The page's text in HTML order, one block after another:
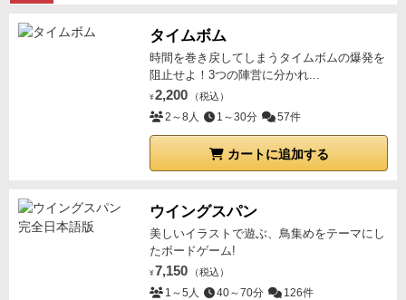
タイムボム
時間を巻き戻してしまうタイムボムの爆発を
阻止せよ！3つの陣営に分かれ...
¥ 2,200 （税込）
2～8人 1～30分 57件
カートに追加する
ウイングスパン
美しいイラストで遊ぶ、鳥集めをテーマにし
たボードゲーム!
¥ 7,150 （税込）
1～5人 40～70分 126件